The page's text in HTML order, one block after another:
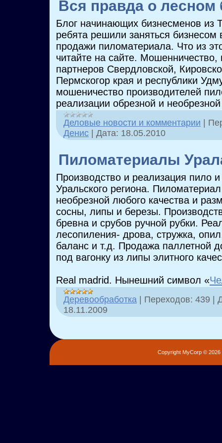
Вся правда о лесном
Блог начинающих бизнесменов
ребята решили заняться бизнесом
продажи пиломатериала. Что из
читайте на сайте. Мошенничество,
партнеров Свердловской,
Пермскогор края и республики
мошеничество производителей
реализации обрезной и
Деловые новости и комментарии
Денис
Дата: 18.05.2010
Пиломатериалы
Производство и реализация пило
Уральского региона.
необрезной любого качества и
сосны, липы и березы.
бревна и срубов ручной рубки.
лесопиления- дрова, стружка,
баланс и т.д. Продажа паллетной
под вагонку из липы элитного
Real madrid. Нынешний символ «
Деревообработка Переходов: 439
18.11.2009
Copyright MyCorp © 2026